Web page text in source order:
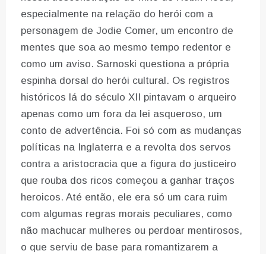
especialmente na relação do herói com a
personagem de Jodie Comer, um encontro de
mentes que soa ao mesmo tempo redentor e
como um aviso. Sarnoski questiona a própria
espinha dorsal do herói cultural. Os registros
históricos lá do século XII pintavam o arqueiro
apenas como um fora da lei asqueroso, um
conto de advertência. Foi só com as mudanças
políticas na Inglaterra e a revolta dos servos
contra a aristocracia que a figura do justiceiro
que rouba dos ricos começou a ganhar traços
heroicos. Até então, ele era só um cara ruim
com algumas regras morais peculiares, como
não machucar mulheres ou perdoar mentirosos,
o que serviu de base para romantizarem a